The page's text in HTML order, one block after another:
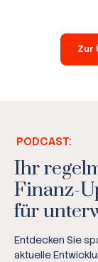
Zur
PODCAST:
Ihr
Finanz-
für
Entdecken Sie
aktuelle